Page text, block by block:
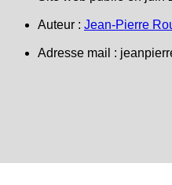
Auteur : Jean-Pierre
Adresse mail :